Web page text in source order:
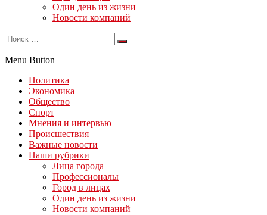
Один день из жизни
Новости компаний
Menu Button
Политика
Экономика
Общество
Спорт
Мнения и интервью
Происшествия
Важные новости
Наши рубрики
Лица города
Профессионалы
Город в лицах
Один день из жизни
Новости компаний